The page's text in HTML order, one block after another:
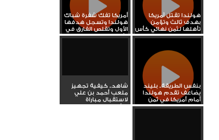
هولندا تقتل آمريكا
بهدف ثالث وتؤمن
تأهلها لثمن نهائي كأس
العالم
أمريكا تفك شفرة شباك
هولندا وتسجل هدفها
الأول وتقلص الفارق في
ثمن...
بنفس الطريقة.. بليند
يضاعف تقدم هولندا
أمام أمريكا في ثمن
نهائي...
شاهد.. كيفية تجهيز
ملعب أحمد بن علي
لاستقبال مباراة